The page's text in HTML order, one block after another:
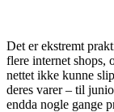
Det er ekstremt
flere internet shops,
nettet ikke kunne
deres varer – til
endda nogle gange